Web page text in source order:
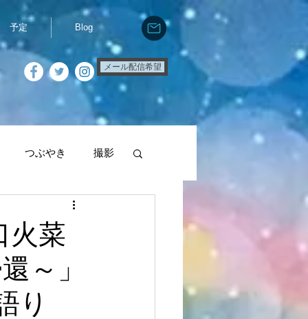
予定 Blog
メール配信希望
つぶやき 撮影
火菜
～」
り